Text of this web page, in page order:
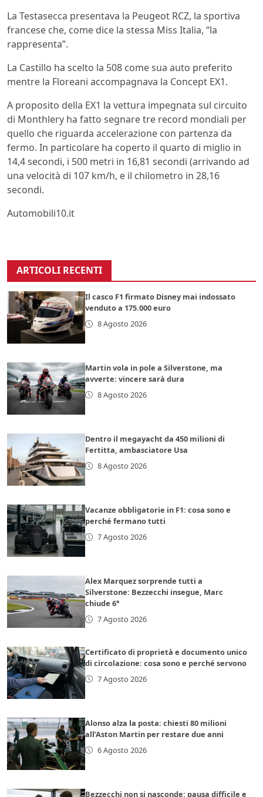
La Testasecca presentava la Peugeot RCZ, la sportiva
francese che, come dice la stessa Miss Italia, “la
rappresenta”.
La Castillo ha scelto la 508 come sua auto preferito
mentre la Floreani accompagnava la Concept EX1.
A proposito della EX1 la vettura impegnata sul circuito
di Monthlery ha fatto segnare tre record mondiali per
quello che riguarda accelerazione con partenza da
fermo. In particolare ha coperto il quarto di miglio in
14,4 secondi, i 500 metri in 16,81 secondi (arrivando ad
una velocità di 107 km/h, e il chilometro in 28,16
secondi.
Automobili10.it
ARTICOLI RECENTI
Il casco F1 firmato Disney mai indossato
venduto a 175.000 euro
8 Agosto 2026
Martin vola in pole a Silverstone, ma
avverte: vincere sarà dura
8 Agosto 2026
Dentro il megayacht da 450 milioni di
Fertitta, ambasciatore Usa
8 Agosto 2026
Vacanze obbligatorie in F1: cosa sono e
perché fermano tutti
7 Agosto 2026
Alex Marquez sorprende tutti a
Silverstone: Bezzecchi insegue, Marc
chiude 6°
7 Agosto 2026
Certificato di proprietà e documento unico
di circolazione: cosa sono e perché servono
7 Agosto 2026
Alonso alza la posta: chiesti 80 milioni
all’Aston Martin per restare due anni
6 Agosto 2026
Bezzecchi non si nasconde: pausa difficile e